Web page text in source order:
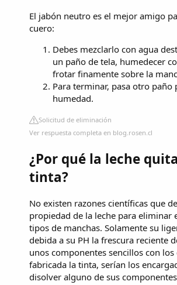
El jabón neutro es el mejor amigo
cuero:
Debes mezclarlo con agua
un paño de tela, humedecer
frotar finamente sobre la
Para terminar, pasa otro paño
humedad.
Solicitud de eliminación
Ver respuesta completa en blog.rosen.cl
¿Por qué la leche
tinta?
No existen razones científicas que
propiedad de la leche para eliminar
tipos de manchas. Solamente su
debida a su PH la frescura reciente
unos componentes sencillos con los
fabricada la tinta, serían los
disolver alguno de sus